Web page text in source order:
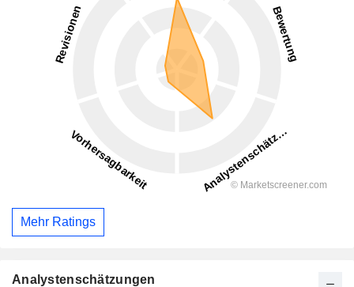
Mehr Ratings
Analystenschätzungen